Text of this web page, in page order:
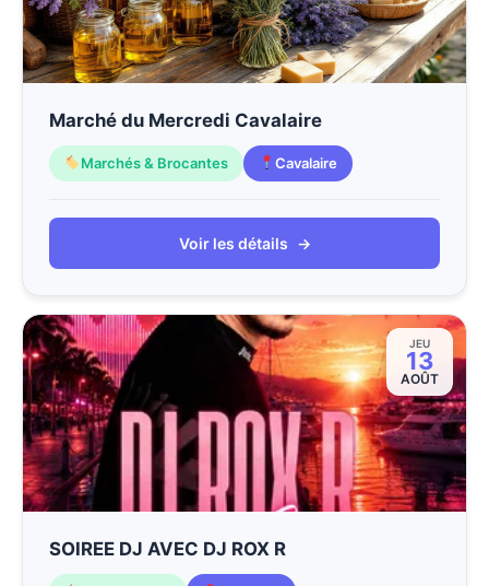
Marché du Mercredi Cavalaire
Marchés & Brocantes Cavalaire
Voir les détails →
JEU
13
AOÛT
SOIREE DJ AVEC DJ ROX R